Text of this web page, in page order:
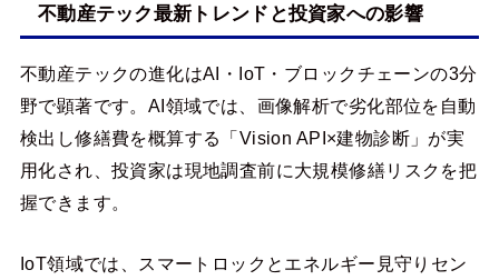
不動産テック最新トレンドと投資家への影響
不動産テックの進化はAI・IoT・ブロックチェーンの3分
野で顕著です。AI領域では、画像解析で劣化部位を自動
検出し修繕費を概算する「Vision API×建物診断」が実
用化され、投資家は現地調査前に大規模修繕リスクを把
握できます。
IoT領域では、スマートロックとエネルギー見守りセン